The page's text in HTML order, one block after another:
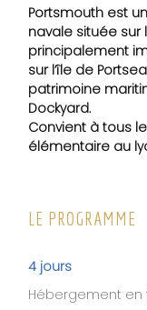
Portsmouth est
navale située sur
principalement
sur l’île de
patrimoine
Dockyard.
Convient à tous
élémentaire au
LE PROGRAMME
4 jours
Hébergement en